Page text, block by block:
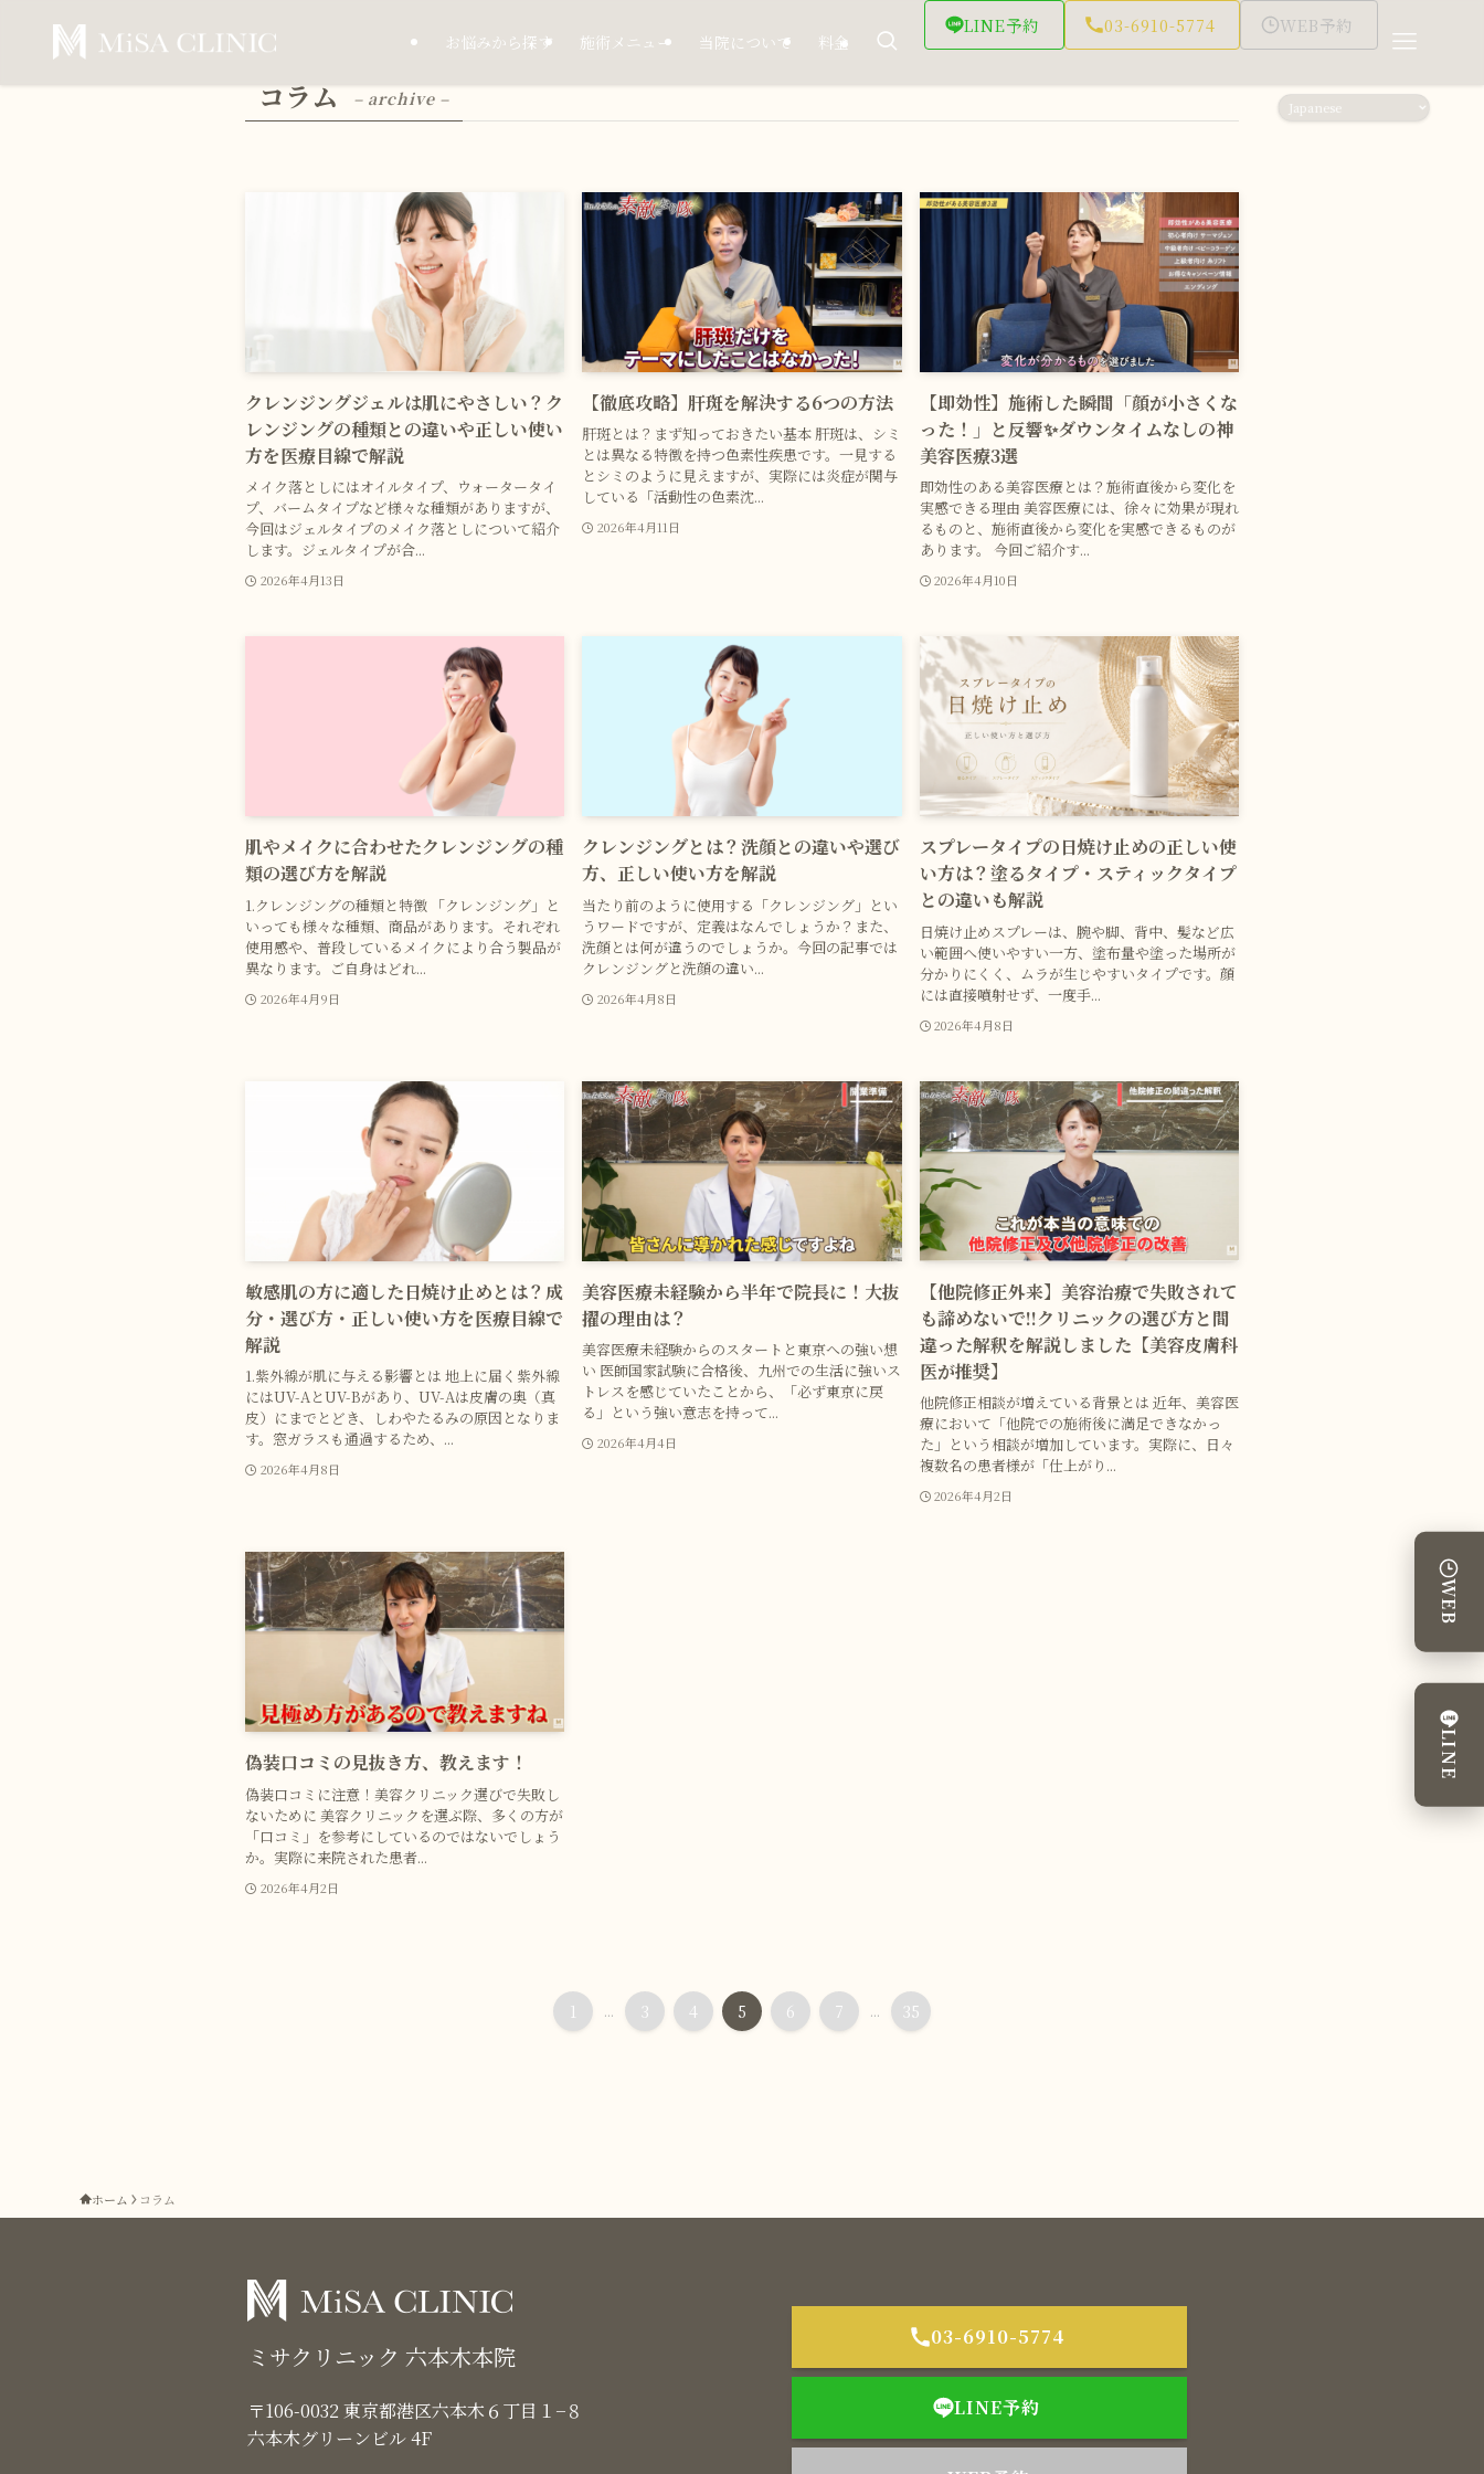
お悩みから探す 施術メニュー 当院について 料金
LINE予約 03-6910-5774 WEB予約
コラム – archive –
クレンジングジェルは肌にやさしい？ク
レンジングの種類との違いや正しい使い
方を医療目線で解説
メイク落としにはオイルタイプ、ウォータータイ
プ、バームタイプなど様々な種類がありますが、
今回はジェルタイプのメイク落としについて紹介
します。ジェルタイプが合...
2026年4月13日
【徹底攻略】肝斑を解決する6つの方法
肝斑とは？まず知っておきたい基本 肝斑は、シミ
とは異なる特徴を持つ色素性疾患です。一見する
とシミのように見えますが、実際には炎症が関与
している「活動性の色素沈...
2026年4月11日
【即効性】施術した瞬間「顔が小さくな
った！」と反響✨ダウンタイムなしの神
美容医療3選
即効性のある美容医療とは？施術直後から変化を
実感できる理由 美容医療には、徐々に効果が現れ
るものと、施術直後から変化を実感できるものが
あります。 今回ご紹介す...
2026年4月10日
肌やメイクに合わせたクレンジングの種
類の選び方を解説
1.クレンジングの種類と特徴 「クレンジング」と
いっても様々な種類、商品があります。それぞれ
使用感や、普段しているメイクにより合う製品が
異なります。ご自身はどれ...
2026年4月9日
クレンジングとは？洗顔との違いや選び
方、正しい使い方を解説
当たり前のように使用する「クレンジング」とい
うワードですが、定義はなんでしょうか？また、
洗顔とは何が違うのでしょうか。今回の記事では
クレンジングと洗顔の違い...
2026年4月8日
スプレータイプの日焼け止めの正しい使
い方は？塗るタイプ・スティックタイプ
との違いも解説
日焼け止めスプレーは、腕や脚、背中、髪など広
い範囲へ使いやすい一方、塗布量や塗った場所が
分かりにくく、ムラが生じやすいタイプです。顔
には直接噴射せず、一度手...
2026年4月8日
敏感肌の方に適した日焼け止めとは？成
分・選び方・正しい使い方を医療目線で
解説
1.紫外線が肌に与える影響とは 地上に届く紫外線
にはUV-AとUV-Bがあり、UV-Aは皮膚の奥（真
皮）にまでとどき、しわやたるみの原因となりま
す。窓ガラスも通過するため、...
2026年4月8日
美容医療未経験から半年で院長に！大抜
擢の理由は？
美容医療未経験からのスタートと東京への強い想
い 医師国家試験に合格後、九州での生活に強いス
トレスを感じていたことから、「必ず東京に戻
る」という強い意志を持って...
2026年4月4日
【他院修正外来】美容治療で失敗されて
も諦めないで!!クリニックの選び方と間
違った解釈を解説しました【美容皮膚科
医が推奨】
他院修正相談が増えている背景とは 近年、美容医
療において「他院での施術後に満足できなかっ
た」という相談が増加しています。実際に、日々
複数名の患者様が「仕上がり...
2026年4月2日
偽装口コミの見抜き方、教えます！
偽装口コミに注意！美容クリニック選びで失敗し
ないために 美容クリニックを選ぶ際、多くの方が
「口コミ」を参考にしているのではないでしょう
か。実際に来院された患者...
2026年4月2日
1 ... 3 4 5 6 7 ... 35
WEB
LINE
ホーム コラム
ミサクリニック 六本木本院
〒106-0032 東京都港区六本木６丁目１−８
六本木グリーンビル 4F
03-6910-5774
LINE予約